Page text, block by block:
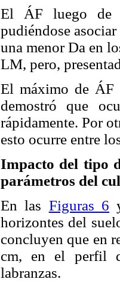
El ÁF luego de
pudiéndose
una menor Da en
LM, pero,
El máximo de ÁF
demostró que
rápidamente. Por
esto ocurre entre
Impacto del tipo
parámetros del
En las Figuras 6
horizontes del
concluyen que en
cm, en el perfil
labranzas.